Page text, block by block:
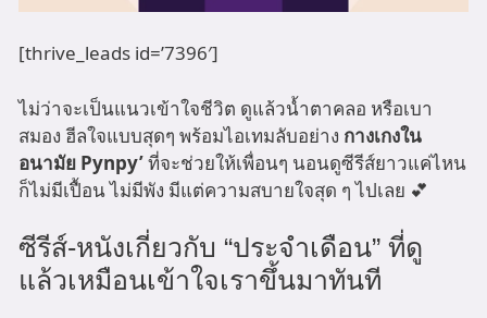
[thrive_leads id=’7396′]
ไม่ว่าจะเป็นแนวเข้าใจชีวิต ดูแล้วน้ำตาคลอ หรือเบา
สมอง ฮีลใจแบบสุดๆ พร้อมไอเทมลับอย่าง กางเกงใน
อนามัย Pynpy’ที่จะช่วยให้เพื่อนๆ นอนดูซีรีส์ยาวแค่ไหน
ก็ไม่มีเปื้อน ไม่มีพัง มีแต่ความสบายใจสุด ๆ ไปเลย 💕
ซีรีส์-หนังเกี่ยวกับ “ประจำเดือน” ที่ดู
แล้วเหมือนเข้าใจเราขึ้นมาทันที